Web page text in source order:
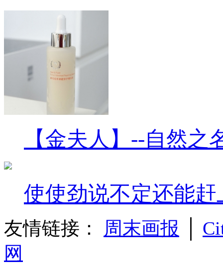
【金夫人】--自然之
使使劲说不定还能
友情链接： 周末画报
网